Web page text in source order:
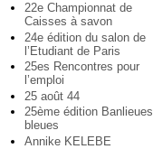
22e Championnat de
Caisses à savon
24e édition du salon de
l’Etudiant de Paris
25es Rencontres pour
l’emploi
25 août 44
25ème édition Banlieues
bleues
Annike KELEBE